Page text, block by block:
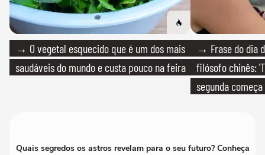
→ O vegetal esquecido que é um dos mais
saudáveis do mundo e custa pouco na feira
→ Frase do dia
filósofo chinês:
segunda
Quais segredos os astros revelam para o seu futuro? Conheça